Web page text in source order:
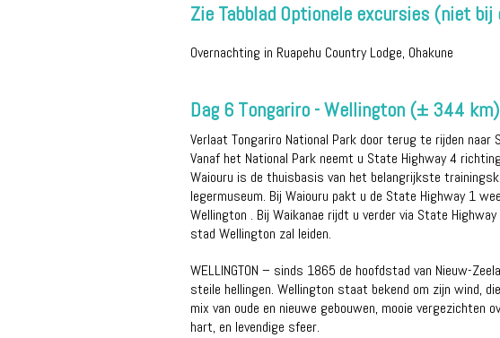
Zie Tabblad Optionele excursies (niet
Overnachting in Ruapehu Country Lodge, Ohakune
Dag 6 Tongariro - Wellington (± 344 km)
Verlaat Tongariro National Park door terug te rijden
Vanaf het National Park neemt u State Highway 4
Waiouru is de thuisbasis van het belangrijkste
legermuseum. Bij Waiouru pakt u de State Highway 1
Wellington . Bij Waikanae rijdt u verder via State
stad Wellington zal leiden.
WELLINGTON – sinds 1865 de hoofdstad van Nieuw-
steile hellingen. Wellington staat bekend om zijn wind,
mix van oude en nieuwe gebouwen, mooie vergezichten
hart, en levendige sfeer.